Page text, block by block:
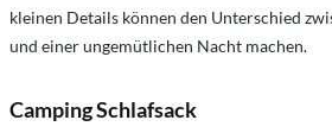
kleinen Details können den Unterschied
und einer ungemütlichen Nacht machen.
Camping Schlafsack